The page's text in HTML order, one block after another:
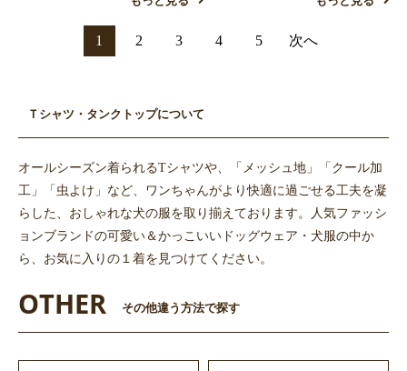
1 2 3 4 5 次へ
Ｔシャツ・タンクトップについて
オールシーズン着られるTシャツや、「メッシュ地」「クール加
工」「虫よけ」など、ワンちゃんがより快適に過ごせる工夫を凝
らした、おしゃれな犬の服を取り揃えております。人気ファッシ
ョンブランドの可愛い＆かっこいいドッグウェア・犬服の中か
ら、お気に入りの１着を見つけてください。
OTHER その他違う方法で探す